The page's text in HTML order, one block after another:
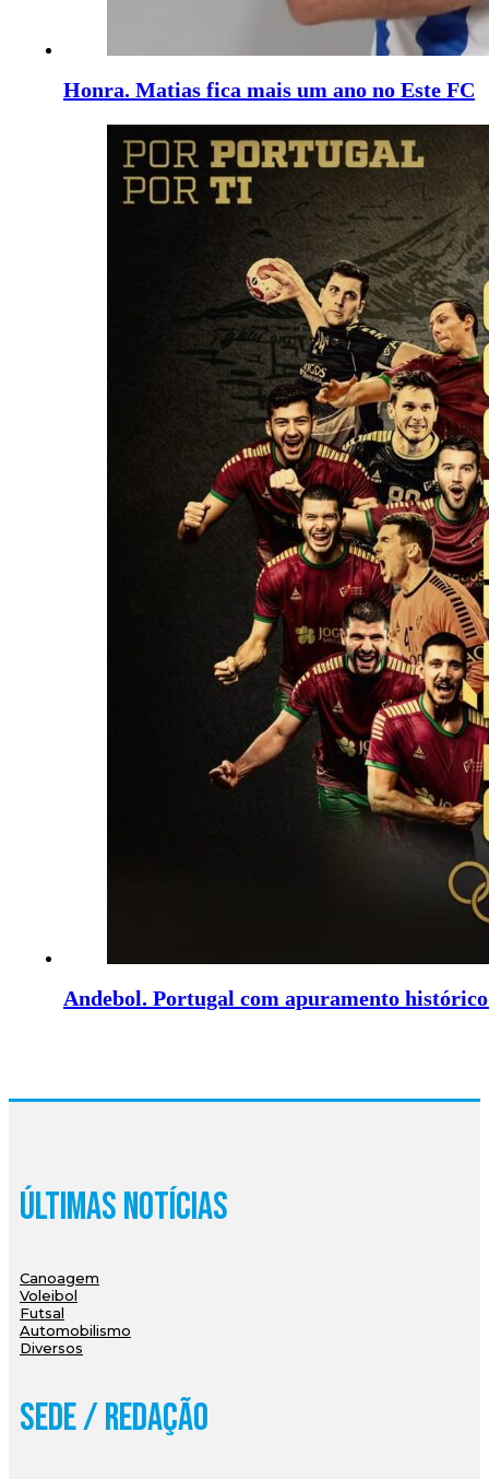
Honra. Matias fica mais um ano no Este FC
Andebol. Portugal com apuramento
Últimas Notícias
Canoagem
Voleibol
Futsal
Automobilismo
Diversos
Sede / Redação